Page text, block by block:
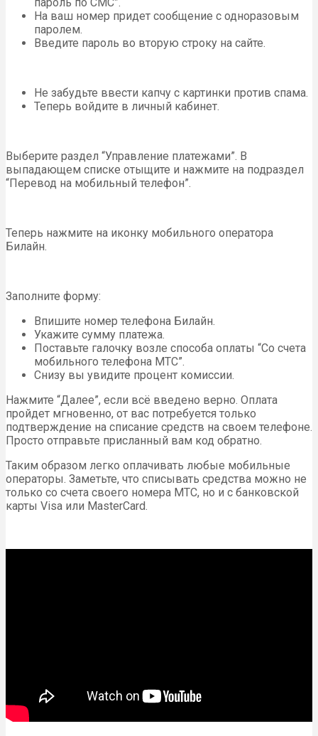
На ваш номер придет сообщение с одноразовым
паролем.
Введите пароль во вторую строку на сайте.
Не забудьте ввести капчу с картинки против спама.
Теперь войдите в личный кабинет.
Выберите раздел “Управление платежами”. В
выпадающем списке отыщите и нажмите на подраздел
“Перевод на мобильный телефон”.
Теперь нажмите на иконку мобильного оператора
Билайн.
Заполните форму:
Впишите номер телефона Билайн.
Укажите сумму платежа.
Поставьте галочку возле способа оплаты “Со счета
мобильного телефона МТС”.
Снизу вы увидите процент комиссии.
Нажмите “Далее”, если всё введено верно. Оплата
пройдет мгновенно, от вас потребуется только
подтверждение на списание средств на своем телефоне.
Просто отправьте присланный вам код обратно.
Таким образом легко оплачивать любые мобильные
операторы. Заметьте, что списывать средства можно не
только со счета своего номера МТС, но и с банковской
карты Visa или MasterCard.